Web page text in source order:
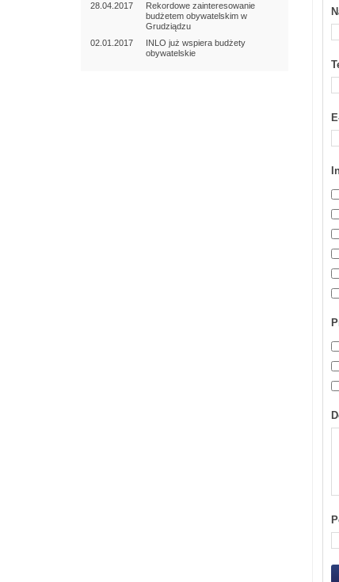
28.04.2017
Rekordowe zainteresowanie
budżetem obywatelskim w
Grudziądzu
02.01.2017
INLO już wspiera budżety
obywatelskie